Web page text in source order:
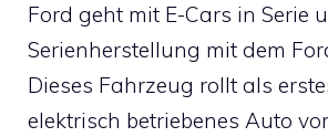
Ford geht mit E-Cars in Serie
Serienherstellung mit dem
Dieses Fahrzeug rollt als
elektrisch betriebenes Auto